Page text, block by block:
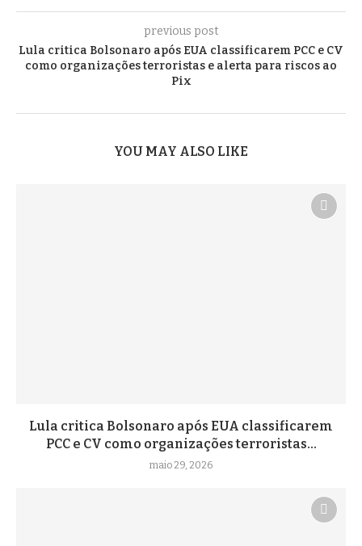
previous post
Lula critica Bolsonaro após EUA classificarem PCC e CV
como organizações terroristas e alerta para riscos ao
Pix
YOU MAY ALSO LIKE
Lula critica Bolsonaro após EUA classificarem
PCC e CV como organizações terroristas...
maio 29, 2026